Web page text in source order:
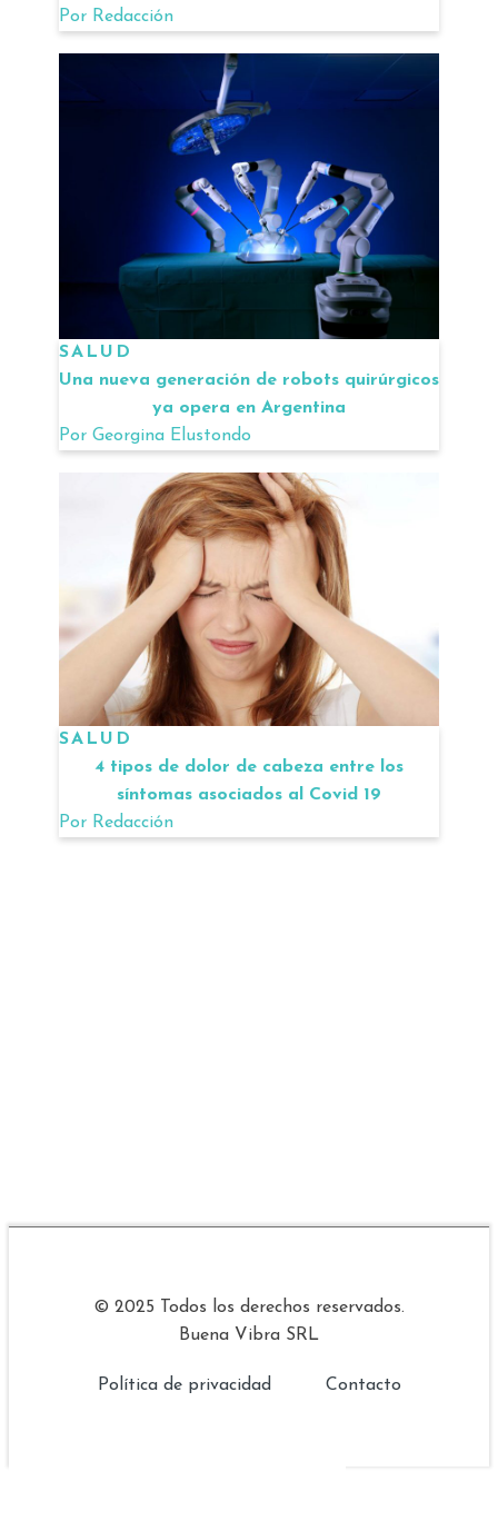
Por Redacción
SALUD
Una nueva generación de robots quirúrgicos
ya opera en Argentina
Por Georgina Elustondo
SALUD
4 tipos de dolor de cabeza entre los
síntomas asociados al Covid 19
Por Redacción
© 2025 Todos los derechos reservados.
Buena Vibra SRL
Política de privacidad Contacto